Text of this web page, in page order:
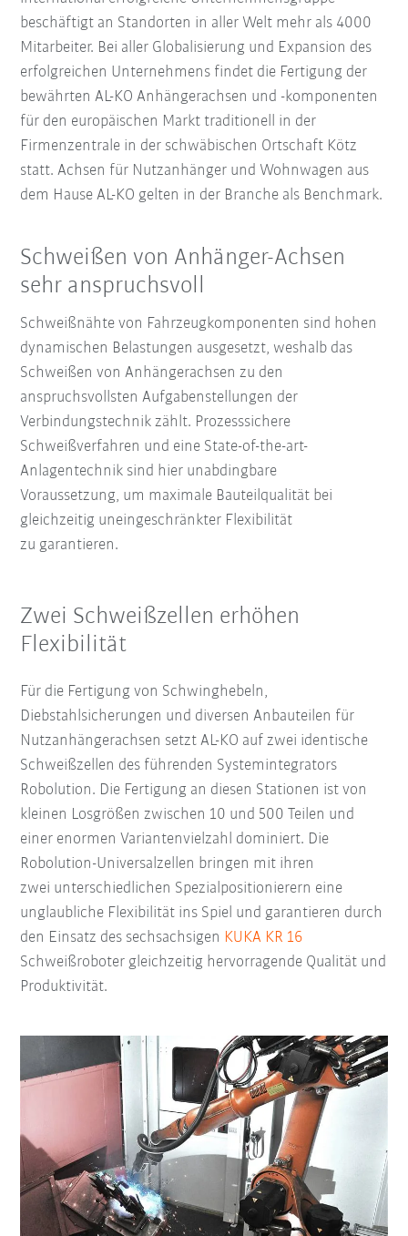
beschäftigt an Standorten in aller Welt mehr als 4000
Mitarbeiter. Bei aller Globalisierung und Expansion des
erfolgreichen Unternehmens findet die Fertigung der
bewährten AL-KO Anhängerachsen und -komponenten
für den europäischen Markt traditionell in der
Firmenzentrale in der schwäbischen Ortschaft Kötz
statt. Achsen für Nutzanhänger und Wohnwagen aus
dem Hause AL-KO gelten in der Branche als Benchmark.
Schweißen von Anhänger-Achsen
sehr anspruchsvoll
Schweißnähte von Fahrzeugkomponenten sind hohen
dynamischen Belastungen ausgesetzt, weshalb das
Schweißen von Anhängerachsen zu den
anspruchsvollsten Aufgabenstellungen der
Verbindungstechnik zählt. Prozesssichere
Schweißverfahren und eine State-of-the-art-
Anlagentechnik sind hier unabdingbare
Voraussetzung, um maximale Bauteilqualität bei
gleichzeitig uneingeschränkter Flexibilität
zu garantieren.
Zwei Schweißzellen erhöhen
Flexibilität
Für die Fertigung von Schwinghebeln,
Diebstahlsicherungen und diversen Anbauteilen für
Nutzanhängerachsen setzt AL-KO auf zwei identische
Schweißzellen des führenden Systemintegrators
Robolution. Die Fertigung an diesen Stationen ist von
kleinen Losgrößen zwischen 10 und 500 Teilen und
einer enormen Variantenvielzahl dominiert. Die
Robolution-Universalzellen bringen mit ihren
zwei unterschiedlichen Spezialpositionierern eine
unglaubliche Flexibilität ins Spiel und garantieren durch
den Einsatz des sechsachsigen KUKA KR 16
Schweißroboter gleichzeitig hervorragende Qualität und
Produktivität.